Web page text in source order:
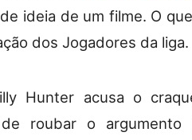
ideia de um filme. O
dos Jogadores da liga.
Hunter acusa o
roubar o argumento